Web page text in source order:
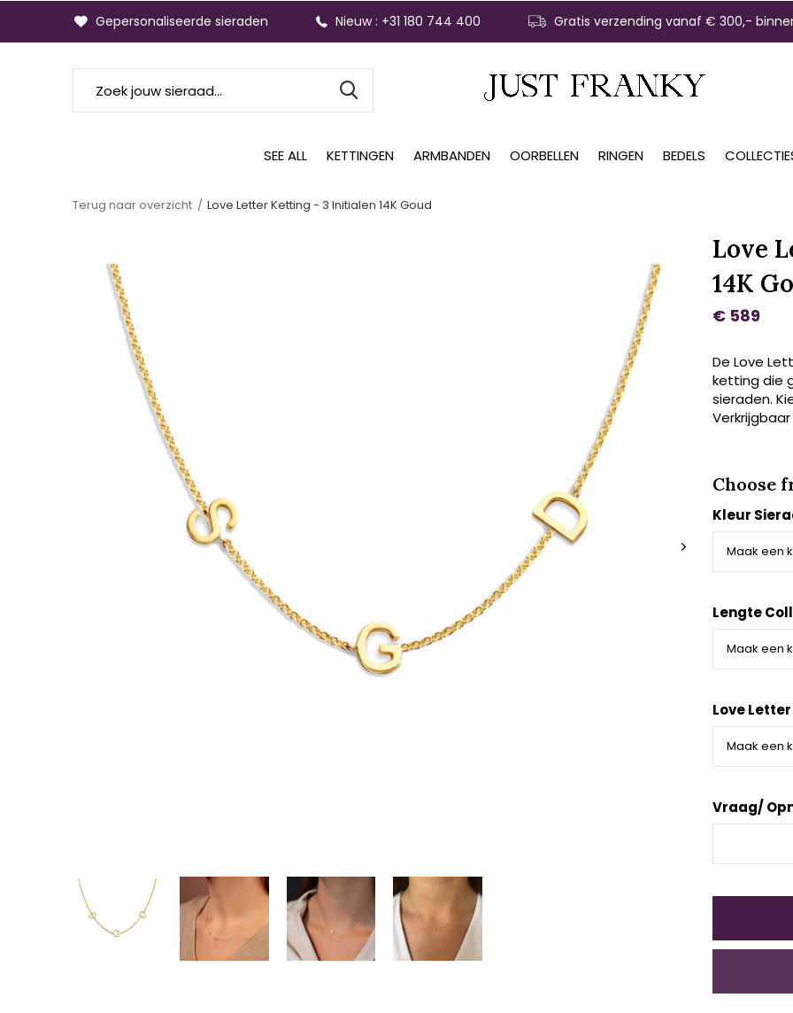
SEE ALL KETTINGEN ARMBANDEN OORBELLEN RINGEN BEDELS
Gepersonaliseerde sieraden Nieuw : +31 180 744 400 Gratis verzending vanaf € 300,-
Terug naar overzicht Love Letter Ketting - 3 Initialen 14K Goud
Love
14K
€ 589
De Love
ketting die
sieraden.
Choose
Kleur
Lengte
Love
Vraag/